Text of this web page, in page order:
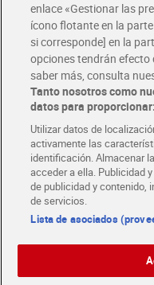
Folletos y Tiendas
Descubre las mejores
Tarjeta MaX Dia
Te devuelve hasta 8€/mes
¡Solicita tu tarjeta de
COLABORA CON DIA
enlace «Gestionar las
ícono flotante en la
si corresponde] en la
opciones tendrán efecto
saber más, consulta
Tanto nosotros como
datos para proporcionar:
Utilizar datos de
activamente las
identificación. Almacenar
acceder a ella. Publicidad
de publicidad y contenido,
de servicios.
Lista de asociados